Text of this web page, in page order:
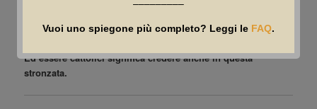
Ed essere cattolici significa credere anche in questa
stronzata.
–––––––––
Vuoi uno spiegone più completo? Leggi le FAQ.